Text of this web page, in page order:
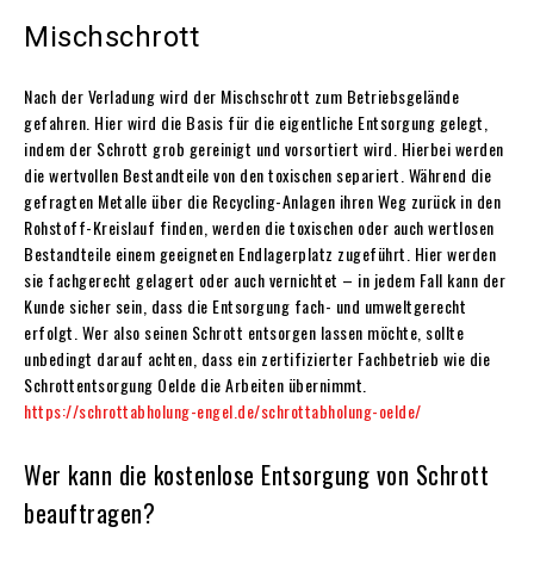
Mischschrott
Nach der Verladung wird der Mischschrott zum Betriebsgelände
gefahren. Hier wird die Basis für die eigentliche Entsorgung gelegt,
indem der Schrott grob gereinigt und vorsortiert wird. Hierbei werden
die wertvollen Bestandteile von den toxischen separiert. Während die
gefragten Metalle über die Recycling-Anlagen ihren Weg zurück in den
Rohstoff-Kreislauf finden, werden die toxischen oder auch wertlosen
Bestandteile einem geeigneten Endlagerplatz zugeführt. Hier werden
sie fachgerecht gelagert oder auch vernichtet – in jedem Fall kann der
Kunde sicher sein, dass die Entsorgung fach- und umweltgerecht
erfolgt. Wer also seinen Schrott entsorgen lassen möchte, sollte
unbedingt darauf achten, dass ein zertifizierter Fachbetrieb wie die
Schrottentsorgung Oelde die Arbeiten übernimmt.
https://schrottabholung-engel.de/schrottabholung-oelde/
Wer kann die kostenlose Entsorgung von Schrott
beauftragen?